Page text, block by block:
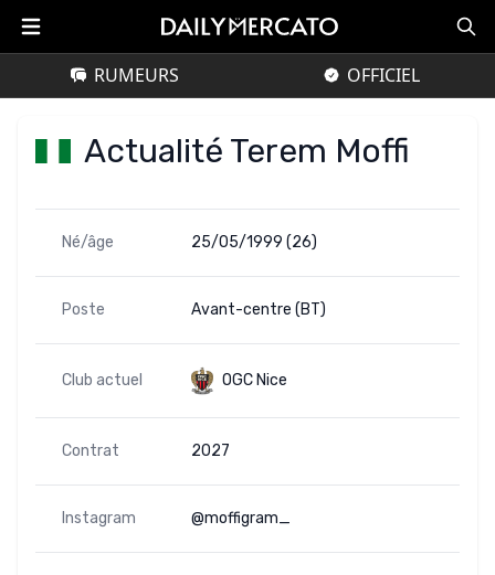
RUMEURS OFFICIEL
Actualité Terem Moffi
Né/âge 25/05/1999 (26)
Poste Avant-centre (BT)
Club actuel OGC Nice
Contrat 2027
Instagram @moffigram_